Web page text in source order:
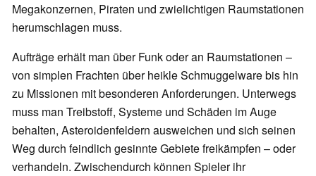
Megakonzernen, Piraten und zwielichtigen Raumstationen
herumschlagen muss.
Aufträge erhält man über Funk oder an Raumstationen –
von simplen Frachten über heikle Schmuggelware bis hin
zu Missionen mit besonderen Anforderungen. Unterwegs
muss man Treibstoff, Systeme und Schäden im Auge
behalten, Asteroidenfeldern ausweichen und sich seinen
Weg durch feindlich gesinnte Gebiete freikämpfen – oder
verhandeln. Zwischendurch können Spieler ihr